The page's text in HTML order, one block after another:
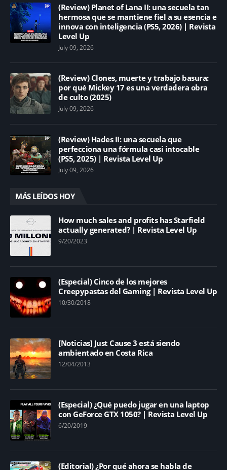
(Review) Planet of Lana II: una secuela tan
hermosa que se mantiene fiel a su esencia e
innova con inteligencia (PS5, 2026) | Revista
Level Up
July 09, 2026
(Review) Clones, muerte y trabajo basura:
por qué Mickey 17 es una verdadera obra
de culto (2025)
July 09, 2026
(Review) Hades II: una secuela que
perfecciona una fórmula casi intocable
(PS5, 2025) | Revista Level Up
July 09, 2026
MÁS LEÍDOS HOY
How much sales and profits has Starfield
actually generated? | Revista Level Up
9/20/2023
(Especial) Cinco de los mejores
Creepypastas del Gaming | Revista Level Up
10/30/2018
[Noticias] Just Cause 3 está siendo
ambientado en Costa Rica
12/04/2013
(Especial) ¿Qué puedo jugar en una laptop
con GeForce GTX 1050? | Revista Level Up
6/20/2019
(Editorial) ¿Por qué ahora se habla de